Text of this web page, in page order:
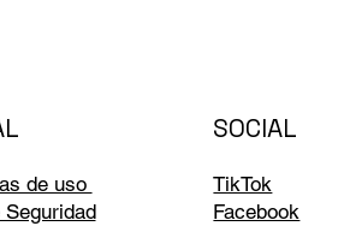
de uso
Seguridad
SOCIAL
TikTok
Facebook